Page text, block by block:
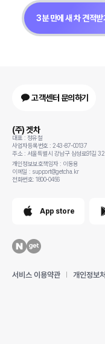
3분 만에 새 차 견적받
고객센터 문의하기
(주) 겟차
대표 : 정유철
사업자등록번호 : 243-87-00137
주소 : 서울특별시 강남구 삼성로91길 32
개인정보보호책임자 : 이동용
이메일 : support@getcha.kr
전화번호: 1800-0456
App store
서비스 이용약관 개인정보